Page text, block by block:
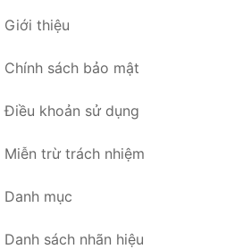
Giới thiệu
Chính sách bảo mật
Điều khoản sử dụng
Miễn trừ trách nhiệm
Danh mục
Danh sách nhãn hiệu